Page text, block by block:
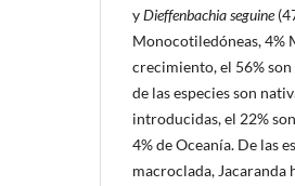
yDieffenbachia seguine
Monocotiledóneas, 4%
crecimiento, el 56%
de las especies son
introducidas, el 22%
4% de Oceanía. De las
macroclada,